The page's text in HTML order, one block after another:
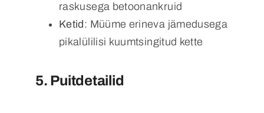
raskusega betoonankruid
Ketid : Müüme erineva jämedusega
pikalülilisi kuumtsingitud kette
5. Puitdetailid